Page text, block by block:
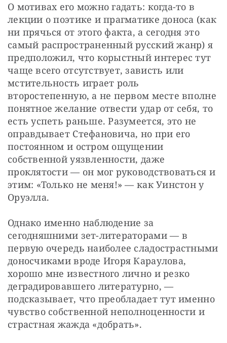
О мотивах его можно гадать: когда-то в
лекции о поэтике и прагматике доноса (как
ни прячься от этого факта, а сегодня это
самый распространенный русский жанр) я
предположил, что корыстный интерес тут
чаще всего отсутствует, зависть или
мстительность играет роль
второстепенную, а не первом месте вполне
понятное желание отвести удар от себя, то
есть успеть раньше. Разумеется, это не
оправдывает Стефановича, но при его
постоянном и остром ощущении
собственной уязвленности, даже
проклятости — он мог руководствоваться и
этим: «Только не меня!» — как Уинстон у
Оруэлла.
Однако именно наблюдение за
сегодняшними зет-литераторами — в
первую очередь наиболее сладострастными
доносчиками вроде Игоря Караулова,
хорошо мне известного лично и резко
деградировавшего литературно, —
подсказывает, что преобладает тут именно
чувство собственной неполноценности и
страстная жажда «добрать».